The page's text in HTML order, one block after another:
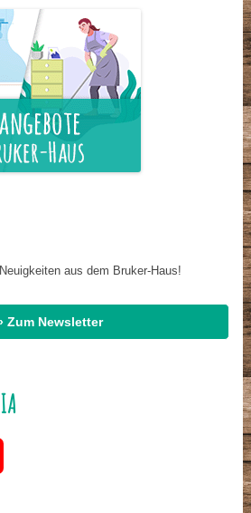
aus dem Bruker-Haus!
Zum Newsletter